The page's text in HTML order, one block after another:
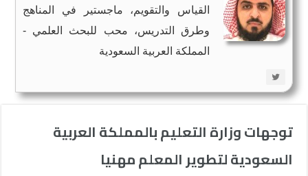
القياس والتقويم، ماجستير في المناهج
وطرق التدريس، محب للبحث العلمي -
المملكة العربية السعودية
توجهات وزارة التعليم بالمملكة العربية
السعودية لتطوير المعلم مهنيا